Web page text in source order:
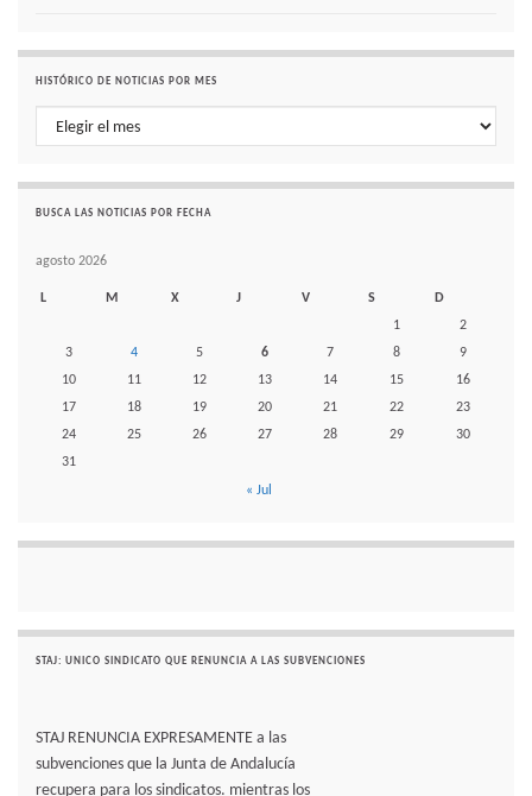
HISTÓRICO DE NOTICIAS POR MES
Histórico de noticias por mes
BUSCA LAS NOTICIAS POR FECHA
agosto 2026
L M X J V S
D
1
2
3
4 5 6 7 8
9
10
11 12 13 14 15
16
17
18 19 20 21 22
23
24
25 26 27 28 29
30
31
« Jul
STAJ: UNICO SINDICATO QUE RENUNCIA A LAS SUBVENCIONES
STAJ RENUNCIA EXPRESAMENTE a las
subvenciones que la Junta de Andalucía
recupera para los sindicatos. mientras los